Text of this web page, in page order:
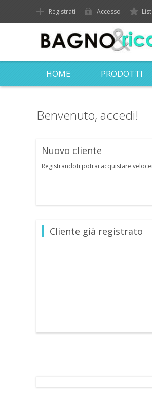
Registrati Accesso
HOME PRODOTTI
Benvenuto, accedi!
Nuovo cliente
Registrandoti potrai acquistare
Cliente già registrato